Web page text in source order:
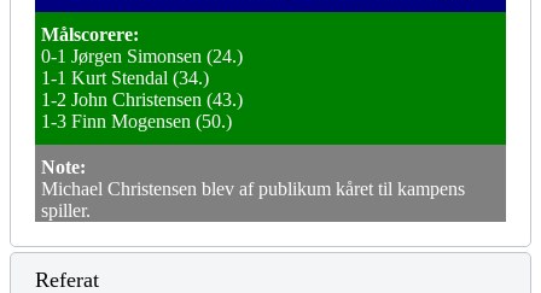
Målscorere:
0-1 Jørgen Simonsen (24.)
1-1 Kurt Stendal (34.)
1-2 John Christensen (43.)
1-3 Finn Mogensen (50.)
Note:
Michael Christensen blev af publikum kåret til kampens
spiller.
Referat